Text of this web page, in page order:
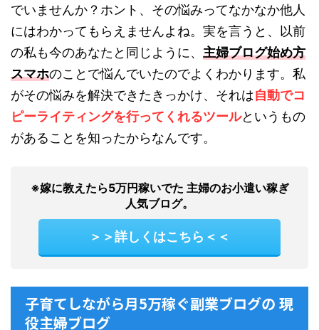
でいませんか？ホント、その悩みってなかなか他人
にはわかってもらえませんよね。実を言うと、以前
の私も今のあなたと同じように、 主婦ブログ始め方
スマホのことで悩んでいたのでよくわかります。私
がその悩みを解決できたきっかけ、それは自動でコ
ピーライティングを行ってくれるツールというもの
があることを知ったからなんです。
※嫁に教えたら5万円稼いでた 主婦のお小遣い稼ぎ
人気ブログ。
＞＞詳しくはこちら＜＜
子育てしながら月5万稼ぐ副業ブログの 現
役主婦ブログ